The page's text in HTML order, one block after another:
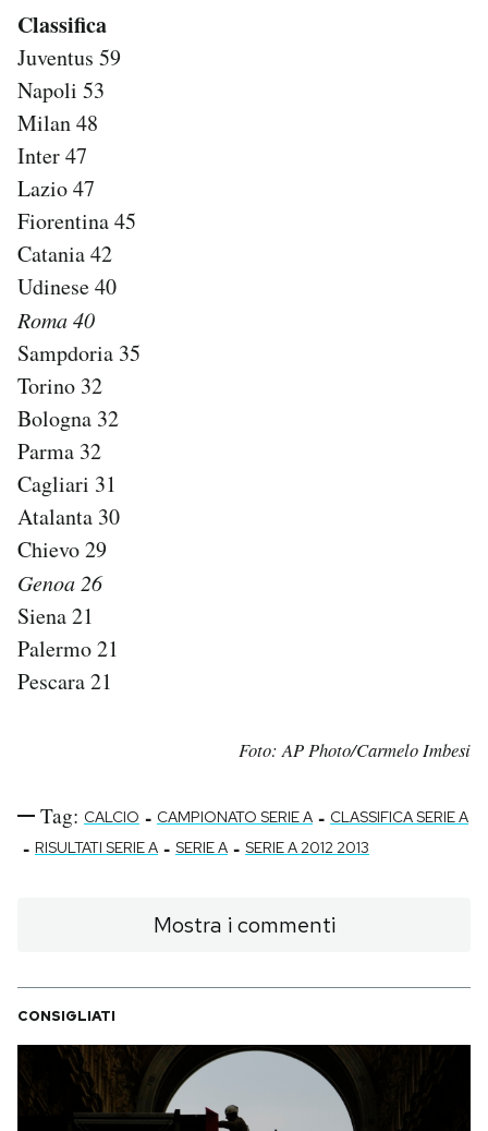
AREA PERSONALE
Area Personale
Regala il Post
Hai bisogno di aiuto?
Esci
Classifica
Juventus 59
Napoli 53
Milan 48
Inter 47
Lazio 47
Fiorentina 45
Catania 42
Udinese 40
Roma 40
Sampdoria 35
Torino 32
Bologna 32
Parma 32
Cagliari 31
Atalanta 30
Chievo 29
Genoa 26
Siena 21
Palermo 21
Pescara 21
Foto: AP Photo/Carmelo Imbesi
Tag: CALCIO - CAMPIONATO SERIE A - CLASSIFICA SERIE A
- RISULTATI SERIE A - SERIE A - SERIE A 2012 2013
Mostra i commenti
CONSIGLIATI